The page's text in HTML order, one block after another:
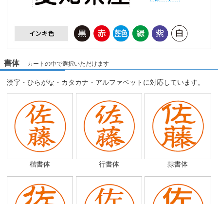
書体 カートの中で選択いただけます
漢字・ひらがな・カタカナ・アルファベットに対応しています。
楷書体 行書体 隷書体